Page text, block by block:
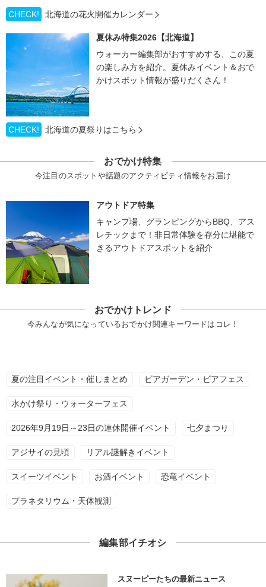
CHECK!
北海道の花火開催カレンダー
夏休み特集2026【北海道】
ウォーカー編集部がおすすめする、この夏
の楽しみ方を紹介。夏休みイベント＆おで
かけスポット情報が盛りだくさん！
CHECK! 北海道の夏祭りはこちら
おでかけ特集
今注目のスポットや話題のアクティビティ情報をお届け
アウトドア特集
キャンプ場、グランピングからBBQ、アス
レチックまで！非日常体験を存分に堪能で
きるアウトドアスポットを紹介
おでかけトレンド
今みんなが気になっているおでかけ関連キーワードはコレ！
夏の注目イベント・催しまとめ ビアガーデン・ビアフェス
水かけ祭り・ウォーターフェス
2026年9月19日～23日の連休開催イベント 七夕まつり
アジサイの見頃 リアル謎解きイベント
スイーツイベント お酒イベント 恐竜イベント
プラネタリウム・天体観測
編集部イチオシ
スヌーピーたちの最新ニュース